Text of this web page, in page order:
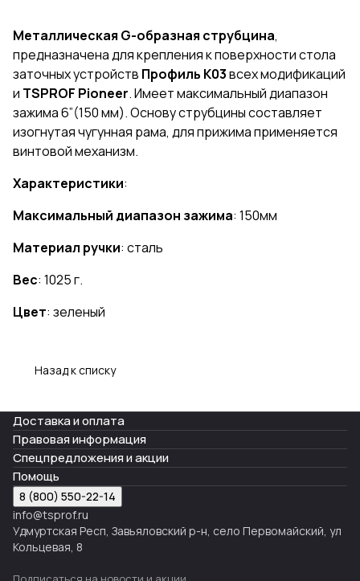
Металлическая G-образная струбцина,
предназначена для крепления к поверхности стола
заточных устройств Профиль К03всех модификаций
и TSPROF Pioneer. Имеет максимальный диапазон
зажима 6”(150 мм). Основу струбцины составляет
изогнутая чугунная рама, для прижима применяется
винтовой механизм.
Характеристики:
Максимальный диапазон зажима: 150мм
Материал ручки: сталь
Вес: 1025 г.
Цвет: зеленый
Назад к списку
Доставка и оплата
Правовая информация
Спецпредложения и акции
Помощь
8 (800) 550-22-14
info@tsprof.ru
Удмуртская Респ, Завьяловский р-н, село Первомайский, ул
Кольцевая, 8